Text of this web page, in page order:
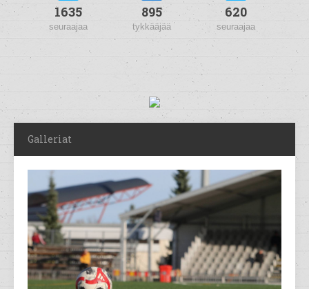
1635
seuraajaa
895
tykkääjää
620
seuraajaa
Galleriat